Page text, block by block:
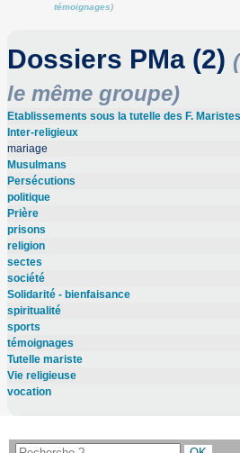
témoignages)
Dossiers PMa (2)
le même groupe)
Etablissements sous la tutelle des F. Maristes
Inter-religieux
mariage
Musulmans
Persécutions
politique
Prière
prisons
religion
sectes
société
Solidarité - bienfaisance
spiritualité
sports
témoignages
Tutelle mariste
Vie religieuse
vocation